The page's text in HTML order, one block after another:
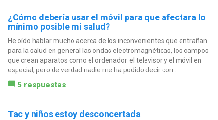
¿Cómo debería usar el móvil para que afectara lo
mínimo posible mi salud?
He oído hablar mucho acerca de los inconvenientes que entrañan
para la salud en general las ondas electromagnéticas, los campos
que crean aparatos como el ordenador, el televisor y el móvil en
especial, pero de verdad nadie me ha podido decir con...
5 respuestas
Tac y niños estoy desconcertada